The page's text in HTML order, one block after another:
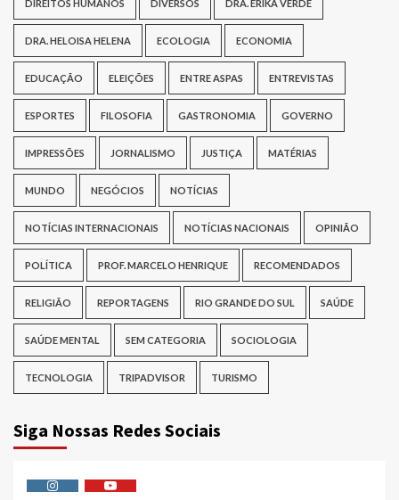
DIREITOS HUMANOS DIVERSOS DRA. ERIKA VERDE
DRA. HELOISA HELENA ECOLOGIA ECONOMIA
EDUCAÇÃO ELEIÇÕES ENTRE ASPAS ENTREVISTAS
ESPORTES FILOSOFIA GASTRONOMIA GOVERNO
IMPRESSÕES JORNALISMO JUSTIÇA MATÉRIAS
MUNDO NEGÓCIOS NOTÍCIAS
NOTÍCIAS INTERNACIONAIS NOTÍCIAS NACIONAIS OPINIÃO
POLÍTICA PROF. MARCELO HENRIQUE RECOMENDADOS
RELIGIÃO REPORTAGENS RIO GRANDE DO SUL SAÚDE
SAÚDE MENTAL SEM CATEGORIA SOCIOLOGIA
TECNOLOGIA TRIPADVISOR TURISMO
Siga Nossas Redes Sociais